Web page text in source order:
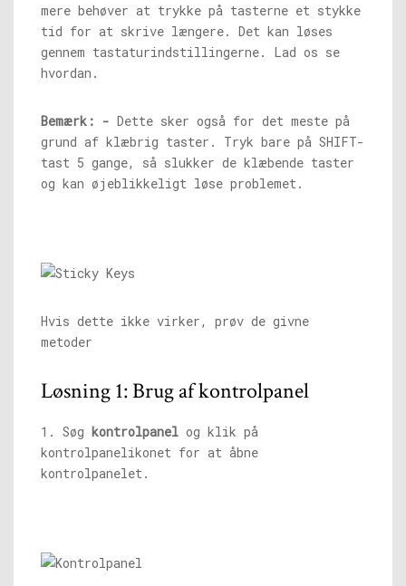
mere behøver at trykke på tasterne et stykke
tid for at skrive længere. Det kan løses
gennem tastaturindstillingerne. Lad os se
hvordan.
Bemærk: - Dette sker også for det meste på
grund af klæbrig taster. Tryk bare på SHIFT-
tast 5 gange, så slukker de klæbende taster
og kan øjeblikkeligt løse problemet.
Hvis dette ikke virker, prøv de givne
metoder
Løsning 1: Brug af kontrolpanel
1. Søg kontrolpanel og klik på
kontrolpanelikonet for at åbne
kontrolpanelet.